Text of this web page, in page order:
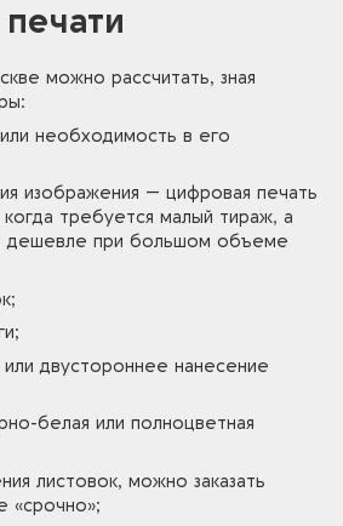
можно рассчитать, зная
необходимость в его
изображения — цифровая печать
требуется малый тираж, а
дешевле при большом объеме
двустороннее нанесение
белая или полноцветная
листовок, можно заказать
«срочно»;